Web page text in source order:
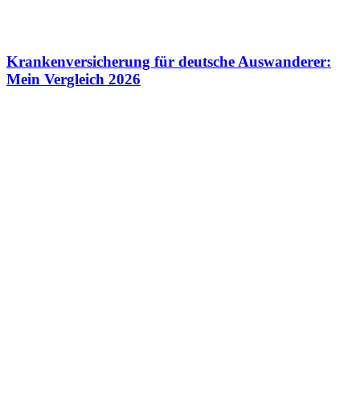
Krankenversicherung für deutsche Auswanderer:
Mein Vergleich 2026